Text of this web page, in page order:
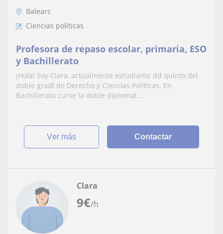
Balears
Ciencias políticas
Profesora de repaso escolar, primaria, ESO
y Bachillerato
¡Hola! Soy Clara, actualmente estudiante dd quinto del
doble gradl de Derecho y Ciencias Políticas. En
Bachillerato curse la doble diplomat...
ver más Contactar
9€/h
Clara